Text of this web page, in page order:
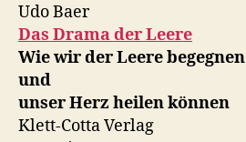
Udo Baer
Das Drama der Leere
Wie wir der Leere begegnen
und
unser Herz heilen können
Klett-Cotta Verlag